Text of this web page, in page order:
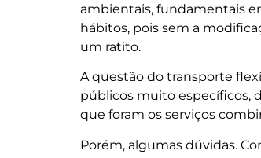
ambientais, fundamentais
hábitos, pois sem a
um ratito.
A questão do transporte
públicos muito específicos,
que foram os serviços
Porém, algumas dúvidas.